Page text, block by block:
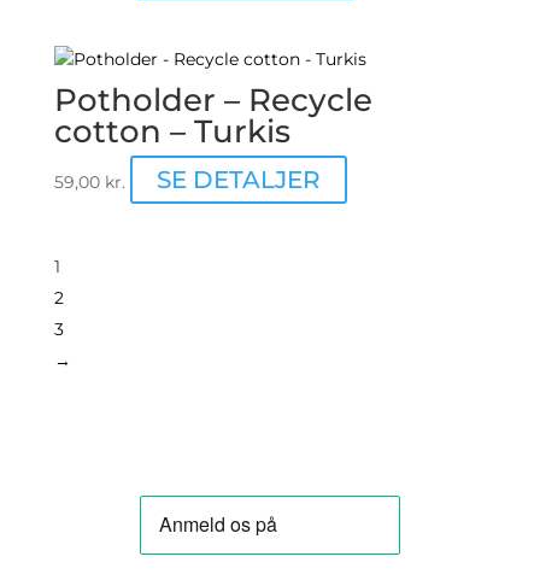
Potholder – Recycle
cotton – Turkis
59,00 kr. SE DETALJER
1
2
3
→